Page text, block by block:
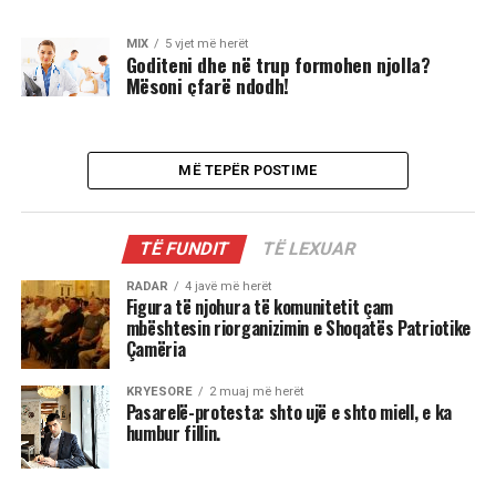
MIX 5 vjet më herët
Goditeni dhe në trup formohen njolla?
Mësoni çfarë ndodh!
MË TEPËR POSTIME
TË FUNDIT TË LEXUAR
RADAR 4 javë më herët
Figura të njohura të komunitetit çam
mbështesin riorganizimin e Shoqatës Patriotike
Çamëria
KRYESORE 2 muaj më herët
Pasarelë-protesta: shto ujë e shto miell, e ka
humbur fillin.